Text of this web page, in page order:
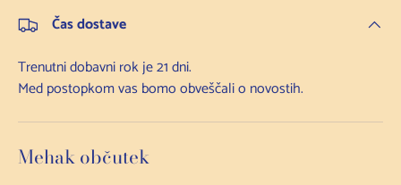
Čas dostave
Trenutni dobavni rok je 21 dni.
Med postopkom vas bomo obveščali o novostih.
Mehak občutek